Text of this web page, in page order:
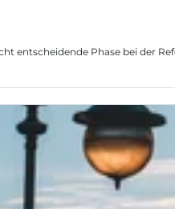
entscheidende Phase bei der